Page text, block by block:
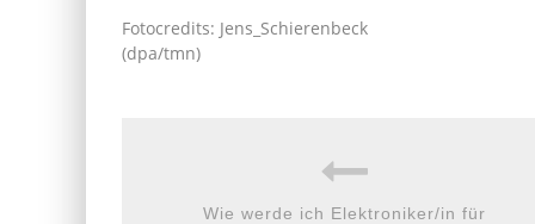
Fotocredits: Jens_Schierenbeck
(dpa/tmn)
Wie werde ich Elektroniker/in für